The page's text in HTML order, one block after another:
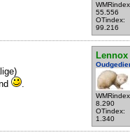
55.556
OTindex:
99.216
Lennox
8.290
OTindex:
1.340